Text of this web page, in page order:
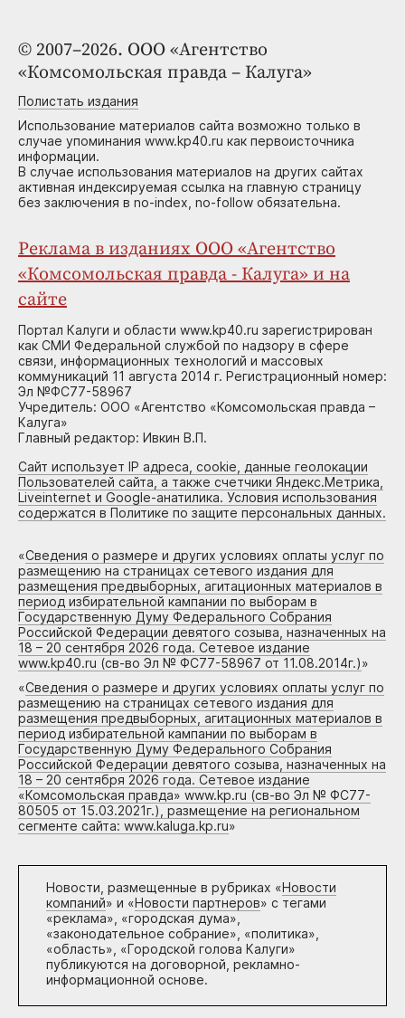
© 2007–2026. ООО «Агентство
«Комсомольская правда – Калуга»
Полистать издания
Использование материалов сайта возможно только в
случае упоминания www.kp40.ru как первоисточника
информации.
В случае использования материалов на других сайтах
активная индексируемая ссылка на главную страницу
без заключения в no-index, no-follow обязательна.
Реклама в изданиях ООО «Агентство
«Комсомольская правда - Калуга» и на
сайте
Портал Калуги и области www.kp40.ru зарегистрирован
как СМИ Федеральной службой по надзору в сфере
связи, информационных технологий и массовых
коммуникаций 11 августа 2014 г. Регистрационный номер:
Эл №ФС77-58967
Учредитель: ООО «Агентство «Комсомольская правда –
Калуга»
Главный редактор: Ивкин В.П.
Сайт использует IP адреса, cookie, данные геолокации
Пользователей сайта, а также счетчики Яндекс.Метрика,
Liveinternet и Google-анатилика. Условия использования
содержатся в Политике по защите персональных данных.
«Сведения о размере и других условиях оплаты услуг по
размещению на страницах сетевого издания для
размещения предвыборных, агитационных материалов в
период избирательной кампании по выборам в
Государственную Думу Федерального Собрания
Российской Федерации девятого созыва, назначенных на
18 – 20 сентября 2026 года. Сетевое издание
www.kp40.ru (св-во Эл № ФС77-58967 от 11.08.2014г.)»
«Сведения о размере и других условиях оплаты услуг по
размещению на страницах сетевого издания для
размещения предвыборных, агитационных материалов в
период избирательной кампании по выборам в
Государственную Думу Федерального Собрания
Российской Федерации девятого созыва, назначенных на
18 – 20 сентября 2026 года. Сетевое издание
«Комсомольская правда» www.kp.ru (св-во Эл № ФС77-
80505 от 15.03.2021г.), размещение на региональном
сегменте сайта: www.kaluga.kp.ru»
Новости, размещенные в рубриках «Новости
компаний» и «Новости партнеров» с тегами
«реклама», «городская дума»,
«законодательное собрание», «политика»,
«область», «Городской голова Калуги»
публикуются на договорной, рекламно-
информационной основе.